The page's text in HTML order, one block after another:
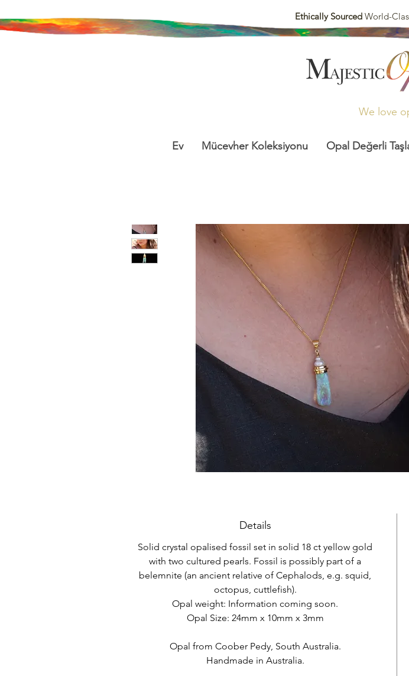
Ethically Sourced World-
We love
Ev Mücevher Koleksiyonu Opal Değerli
Details
Solid crystal opalised fossil set in solid 18 ct yellow gold
with two cultured pearls. Fossil is possibly part of a
belemnite (an ancient relative of Cephalods, e.g. squid,
octopus, cuttlefish).
Opal weight: Information coming soon.
Opal Size: 24mm x 10mm x 3mm
Opal from Coober Pedy, South Australia.
Handmade in Australia.